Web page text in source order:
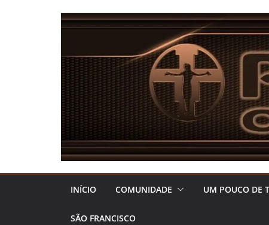
INÍCIO COMUNIDADE UM POUCO DE
SÃO FRANCISCO